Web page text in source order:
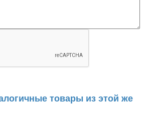
товары из этой же